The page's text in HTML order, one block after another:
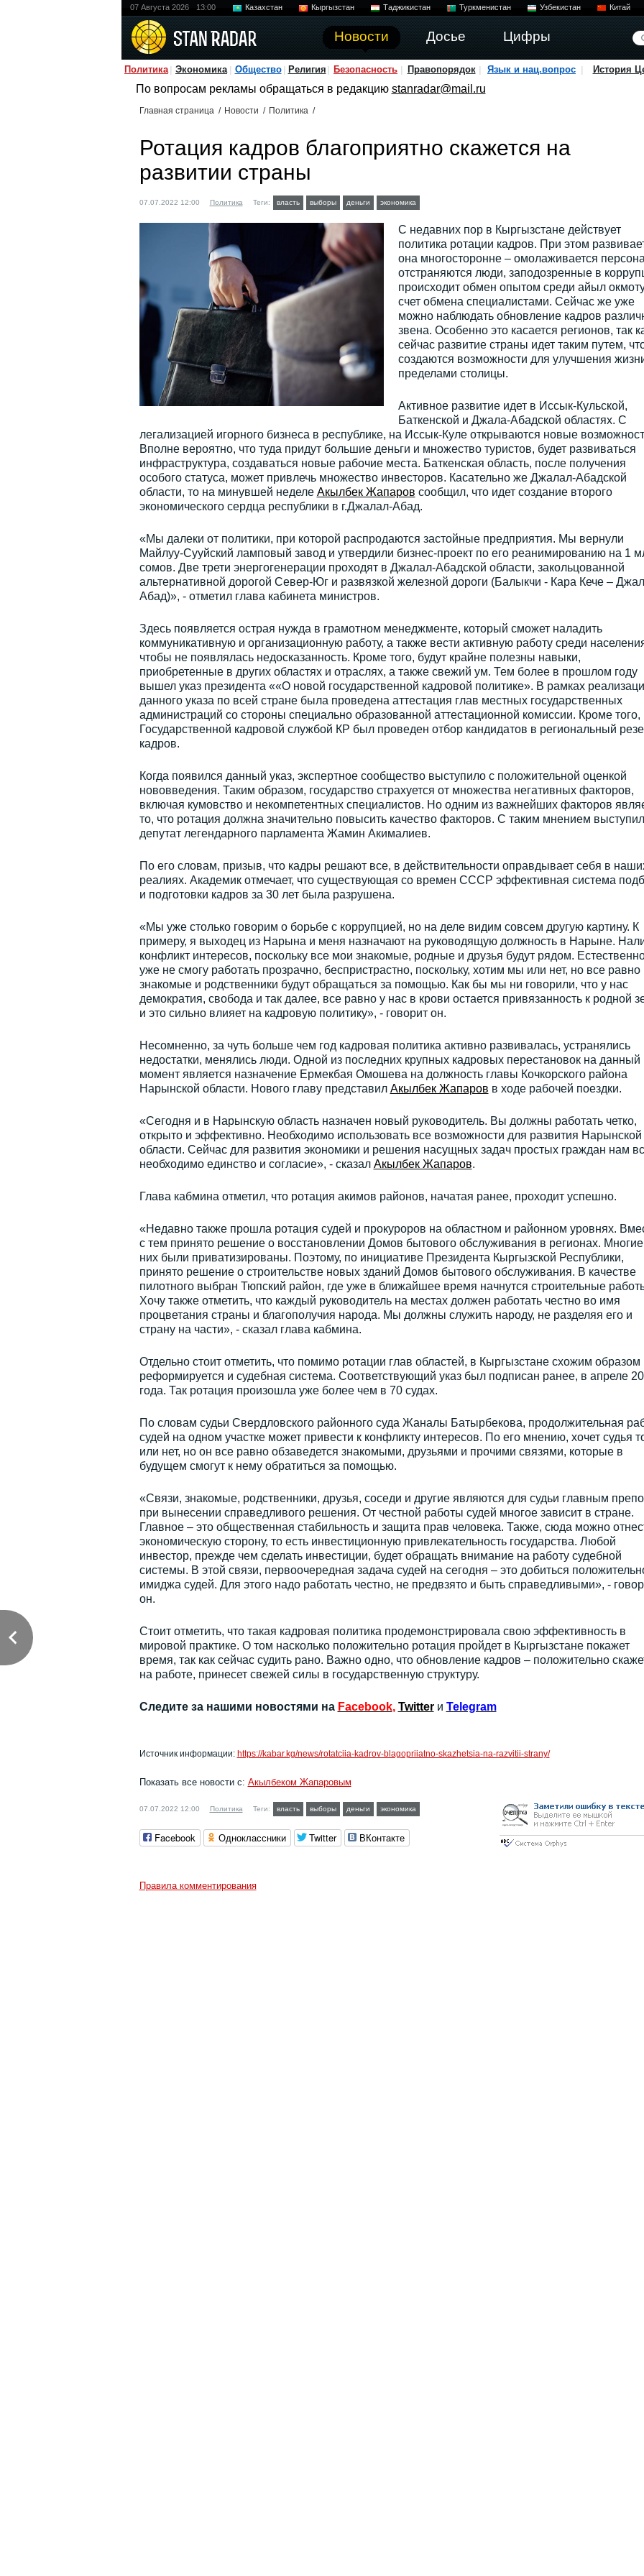
07 Августа 2026 13:00 Казахстан Кыргызстан Таджикистан Туркменистан Узбекистан Китай
Новости Досье Цифры
Политика Экономика Общество Религия Безопасность Правопорядок Язык и нац.вопрос История
По вопросам рекламы обращаться в редакцию stanradar@mail.ru
Главная страница / Новости / Политика /
Ротация кадров благоприятно скажется на
развитии страны
07.07.2022 12:00 Политика Теги: власть выборы деньги экономика
С недавних пор в Кыргызстане действует
политика ротации кадров. При этом
она многосторонне – омолаживается
отстраняются люди, заподозренные в
происходит обмен опытом среди айыл
счет обмена специалистами. Сейчас же уже
можно наблюдать обновление кадров
звена. Особенно это касается регионов, так
сейчас развитие страны идет таким путем,
создаются возможности для улучшения
пределами столицы.
Активное развитие идет в Иссык-Кульской,
Баткенской и Джала-Абадской областях. С
легализацией игорного бизнеса в республике, на Иссык-Куле открываются новые
Вполне вероятно, что туда придут большие деньги и множество туристов, будет развиваться
инфраструктура, создаваться новые рабочие места. Баткенская область, после получения
особого статуса, может привлечь множество инвесторов. Касательно же Джалал-Абадской
области, то на минувшей неделе Акылбек Жапаров сообщил, что идет создание второго
экономического сердца республики в г.Джалал-Абад.
«Мы далеки от политики, при которой распродаются застойные предприятия. Мы вернули
Майлуу-Сууйский ламповый завод и утвердили бизнес-проект по его реанимированию на 1
сомов. Две трети энергогенерации проходят в Джалал-Абадской области, закольцованной
альтернативной дорогой Север-Юг и развязкой железной дороги (Балыкчи - Кара Кече –
Абад)», - отметил глава кабинета министров.
Здесь появляется острая нужда в грамотном менеджменте, который сможет наладить
коммуникативную и организационную работу, а также вести активную работу среди
чтобы не появлялась недосказанность. Кроме того, будут крайне полезны навыки,
приобретенные в других областях и отраслях, а также свежий ум. Тем более в прошлом году
вышел указ президента ««О новой государственной кадровой политике». В рамках
данного указа по всей стране была проведена аттестация глав местных государственных
администраций со стороны специально образованной аттестационной комиссии. Кроме того,
Государственной кадровой службой КР был проведен отбор кандидатов в региональный
кадров.
Когда появился данный указ, экспертное сообщество выступило с положительной оценкой
нововведения. Таким образом, государство страхуется от множества негативных факторов,
включая кумовство и некомпетентных специалистов. Но одним из важнейших факторов
то, что ротация должна значительно повысить качество факторов. С таким мнением выступил
депутат легендарного парламента Жамин Акималиев.
По его словам, призыв, что кадры решают все, в действительности оправдывает себя в
реалиях. Академик отмечает, что существующая со времен СССР эффективная система
и подготовки кадров за 30 лет была разрушена.
«Мы уже столько говорим о борьбе с коррупцией, но на деле видим совсем другую картину. К
примеру, я выходец из Нарына и меня назначают на руководящую должность в Нарыне.
конфликт интересов, поскольку все мои знакомые, родные и друзья будут рядом.
уже не смогу работать прозрачно, беспристрастно, поскольку, хотим мы или нет, но все равно
знакомые и родственники будут обращаться за помощью. Как бы мы ни говорили, что у нас
демократия, свобода и так далее, все равно у нас в крови остается привязанность к родной
и это сильно влияет на кадровую политику», - говорит он.
Несомненно, за чуть больше чем год кадровая политика активно развивалась, устранялись
недостатки, менялись люди. Одной из последних крупных кадровых перестановок на данный
момент является назначение Ермекбая Омошева на должность главы Кочкорского района
Нарынской области. Нового главу представил Акылбек Жапаров в ходе рабочей поездки.
«Сегодня и в Нарынскую область назначен новый руководитель. Вы должны работать четко,
открыто и эффективно. Необходимо использовать все возможности для развития Нарынской
области. Сейчас для развития экономики и решения насущных задач простых граждан нам
необходимо единство и согласие», - сказал Акылбек Жапаров.
Глава кабмина отметил, что ротация акимов районов, начатая ранее, проходит успешно.
«Недавно также прошла ротация судей и прокуроров на областном и районном уровнях.
с тем принято решение о восстановлении Домов бытового обслуживания в регионах. Многие
них были приватизированы. Поэтому, по инициативе Президента Кыргызской Республики,
принято решение о строительстве новых зданий Домов бытового обслуживания. В качестве
пилотного выбран Тюпский район, где уже в ближайшее время начнутся строительные
Хочу также отметить, что каждый руководитель на местах должен работать честно во имя
процветания страны и благополучия народа. Мы должны служить народу, не разделяя его и
страну на части», - сказал глава кабмина.
Отдельно стоит отметить, что помимо ротации глав областей, в Кыргызстане схожим образом
реформируется и судебная система. Соответствующий указ был подписан ранее, в апреле
года. Так ротация произошла уже более чем в 70 судах.
По словам судьи Свердловского районного суда Жаналы Батырбекова, продолжительная
судей на одном участке может привести к конфликту интересов. По его мнению, хочет судья
или нет, но он все равно обзаведется знакомыми, друзьями и прочими связями, которые в
будущем смогут к нему обратиться за помощью.
«Связи, знакомые, родственники, друзья, соседи и другие являются для судьи главным
при вынесении справедливого решения. От честной работы судей многое зависит в стране.
Главное – это общественная стабильность и защита прав человека. Также, сюда можно
экономическую сторону, то есть инвестиционную привлекательность государства. Любой
инвестор, прежде чем сделать инвестиции, будет обращать внимание на работу судебной
системы. В этой связи, первоочередная задача судей на сегодня – это добиться
имиджа судей. Для этого надо работать честно, не предвзято и быть справедливыми», -
он.
Стоит отметить, что такая кадровая политика продемонстрировала свою эффективность в
мировой практике. О том насколько положительно ротация пройдет в Кыргызстане покажет
время, так как сейчас судить рано. Важно одно, что обновление кадров – положительно
на работе, принесет свежей силы в государственную структуру.
Следите за нашими новостями на Facebook, Twitter и Telegram
Источник информации: https://kabar.kg/news/rotatciia-kadrov-blagopriiatno-skazhetsia-na-razvitii-strany/
Показать все новости с: Акылбеком Жапаровым
07.07.2022 12:00 Политика Теги: власть выборы деньги экономика
Facebook Одноклассники Twitter ВКонтакте
Правила комментирования